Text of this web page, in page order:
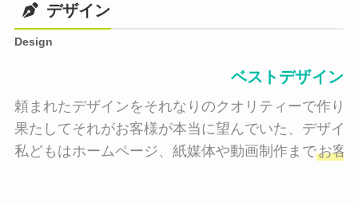
デザイン
Design
ベストデザイン
頼まれたデザインをそれなりのクオリティーで作り
果たしてそれがお客様が本当に望んでいた、デザイ
私どもはホームページ、紙媒体や動画制作までお客